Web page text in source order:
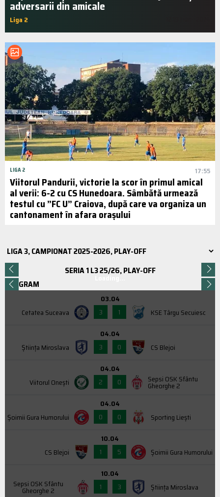
adversarii din amicale
Liga 2
LIGA 2 17:55
Viitorul Pandurii, victorie la scor în primul amical
al verii: 6-2 cu CS Hunedoara. Sâmbătă urmează
testul cu ”FC U” Craiova, după care va organiza un
cantonament în afara orașului
SERIA 1 L3 25/26, PLAY-OFF
PROGRAM
Cetatea Suceava
03.04
3
1 KSE Târgu Secuiesc
Știința Miroslava
04.04
3
0 CS Blejoi
Viitorul Onești
04.04
2
0 Sepsi OSK Sfântu
Gheorghe 2
Şoimii Gura Humorului
04.04
0
0 Sporting Liești
CS Blejoi
10.04
1
5 Şoimii Gura Humorului
Sepsi OSK Sfântu
Gheorghe 2
10.04
1
3 Știința Miroslava